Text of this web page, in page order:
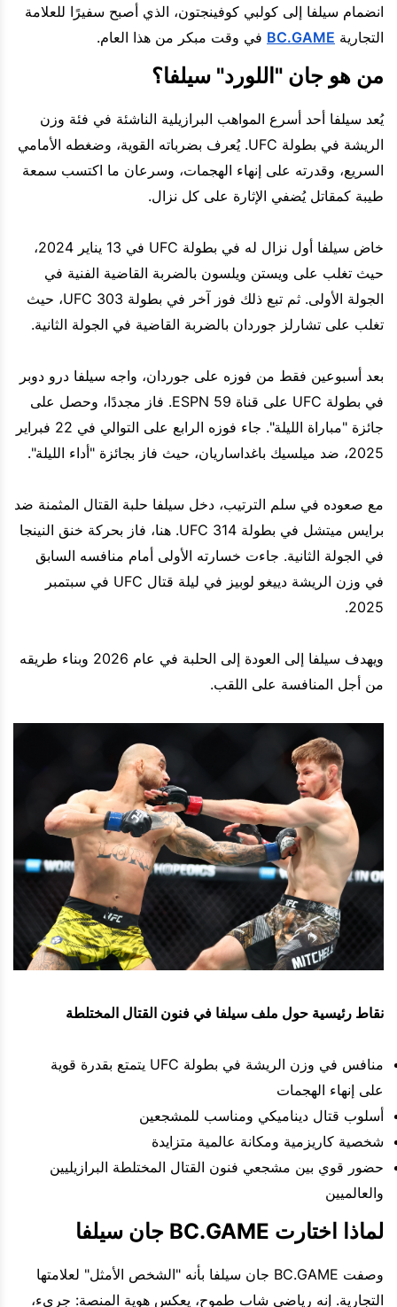
انضمام سيلفا إلى كولبي كوفينجتون، الذي أصبح سفيرًا للعلامة
التجارية BC.GAME في وقت مبكر من هذا العام.
من هو جان "اللورد" سيلفا؟
يُعد سيلفا أحد أسرع المواهب البرازيلية الناشئة في فئة وزن
الريشة في بطولة UFC. يُعرف بضرباته القوية، وضغطه الأمامي
السريع، وقدرته على إنهاء الهجمات، وسرعان ما اكتسب سمعة
طيبة كمقاتل يُضفي الإثارة على كل نزال.
خاض سيلفا أول نزال له في بطولة UFC في 13 يناير 2024،
حيث تغلب على ويستن ويلسون بالضربة القاضية الفنية في
الجولة الأولى. ثم تبع ذلك فوز آخر في بطولة UFC 303، حيث
تغلب على تشارلز جوردان بالضربة القاضية في الجولة الثانية.
بعد أسبوعين فقط من فوزه على جوردان، واجه سيلفا درو دوبر
في بطولة UFC على قناة ESPN 59. فاز مجددًا، وحصل على
جائزة "مباراة الليلة". جاء فوزه الرابع على التوالي في 22 فبراير
2025، ضد ميلسيك باغداساريان، حيث فاز بجائزة "أداء الليلة".
مع صعوده في سلم الترتيب، دخل سيلفا حلبة القتال المثمنة ضد
برايس ميتشل في بطولة UFC 314. هنا، فاز بحركة خنق النينجا
في الجولة الثانية. جاءت خسارته الأولى أمام منافسه السابق
في وزن الريشة دييغو لوبيز في ليلة قتال UFC في سبتمبر
2025.
ويهدف سيلفا إلى العودة إلى الحلبة في عام 2026 وبناء طريقه
من أجل المنافسة على اللقب.
نقاط رئيسية حول ملف سيلفا في فنون القتال المختلطة
منافس في وزن الريشة في بطولة UFC يتمتع بقدرة قوية
على إنهاء الهجمات
أسلوب قتال ديناميكي ومناسب للمشجعين
شخصية كاريزمية ومكانة عالمية متزايدة
حضور قوي بين مشجعي فنون القتال المختلطة البرازيليين
والعالميين
لماذا اختارت BC.GAME جان سيلفا
وصفت BC.GAME جان سيلفا بأنه "الشخص الأمثل" لعلامتها
التجارية. إنه رياضي شاب طموح، يعكس هوية المنصة: جريء،